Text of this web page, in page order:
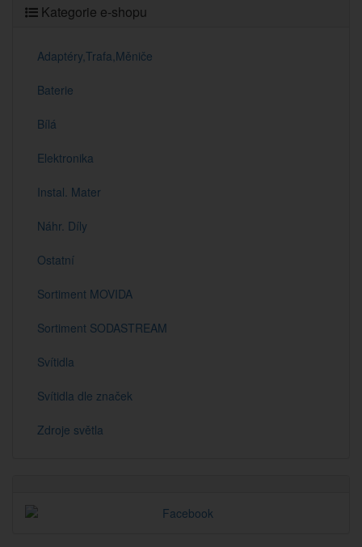
Kategorie e-shopu
Adaptéry,Trafa,Měniče
Baterie
Bílá
Elektronika
Instal. Mater
Náhr. Díly
Ostatní
Sortiment MOVIDA
Sortiment SODASTREAM
Svítidla
Svítidla dle značek
Zdroje světla